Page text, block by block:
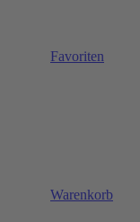
Favoriten
Warenkorb